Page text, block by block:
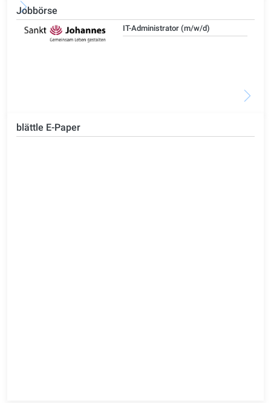
Jobbörse
IT-Administrator (m/w/d)
blättle E-Paper